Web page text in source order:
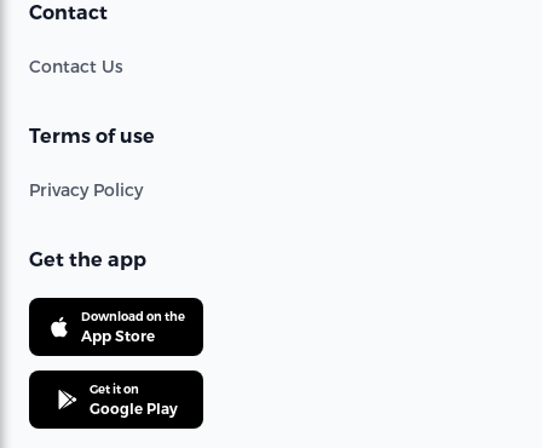
Contact
Contact Us
Terms of use
Privacy Policy
Get the app
Download on the
App Store
Get it on
Google Play